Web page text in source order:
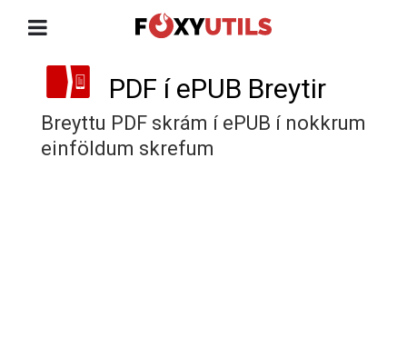
PDF í ePUB Breytir
Breyttu PDF skrám í ePUB í nokkrum
einföldum skrefum